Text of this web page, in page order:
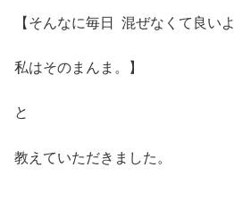
【そんなに毎日 混ぜなくて良いよ
私はそのまんま。】
と
教えていただきました。